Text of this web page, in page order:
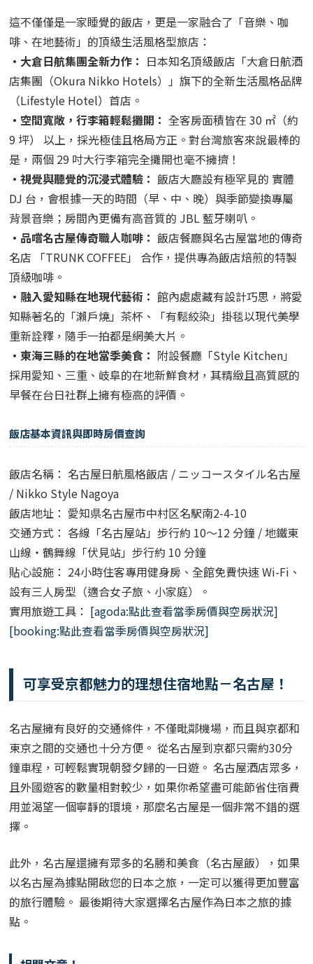
這不僅僅是一家睡覺的飯店，更是一家融合了「音樂、咖
啡、在地藝術」的頂級生活風格型旅店：
・大倉日航集團全新力作： 日本知名頂級飯店「大倉日航酒
店集團（Okura Nikko Hotels）」旗下的全新生活風格品牌
（Lifestyle Hotel）首店。
・空間寬敞，行李箱輕鬆攤開： 全客房面積皆在 30 ㎡（約
9 坪） 以上，採光極佳且格局方正。對台灣旅客來說最棒的
是，兩個 29 吋大行李箱完全攤開也毫不擁擠！
・視覺與聽覺的沉浸式體驗： 飯店大廳設有極罕見的 實體
DJ 台，會根據一天的時間（早、中、晚）與季節變換專屬
背景音樂；房間內更備有高音質的 JBL 藍牙喇叭。
・品嚐名古屋傳奇職人咖啡： 飯店餐廳與名古屋當地的傳奇
名店 「TRUNK COFFEE」 合作，提供專為飯店焙煎的特製
頂級咖啡。
・融入愛知縣在地現代藝術： 館內處處藏有設計巧思，將愛
知縣著名的「瀨戶燒」茶杯、「有鬆絞染」掛毯以現代美學
重新詮釋，隨手一拍都是網美大片。
・東海三縣的在地當季美食： 附設餐廳「Style Kitchen」
採用愛知、三重、岐阜的在地新鮮食材，其精緻且高質感的
早餐在台日社群上擁有極高的評價。
飯店基本資訊與即時房價查詢
飯店名稱： 名古屋日航風格飯店 / ニッコースタイル名古屋
/ Nikko Style Nagoya
飯店地址： 愛知県名古屋市中村区名駅南2-4-10
交通方式： 各線「名古屋站」步行約 10〜12 分鐘 / 地鐵東
山線・鶴舞線「伏見站」步行約 10 分鐘
貼心設施： 24小時住客專用健身房、全館免費快速 Wi-Fi、
設有三人房型（適合女子旅、小家庭）。
實用旅遊工具： [agoda:點此查看當季房價與空房狀況]
[booking:點此查看當季房價與空房狀況]
可享受京都魅力的理想住宿地點－名古屋！
名古屋擁有良好的交通條件，不僅毗鄰機場，而且與京都和
東京之間的交通也十分方便。 從名古屋到京都只需約30分
鐘車程，可輕鬆實現朝發夕歸的一日遊。 名古屋酒店眾多，
且外國遊客的數量相對較少，如果你希望盡可能節省住宿費
用並渴望一個寧靜的環境，那麼名古屋是一個非常不錯的選
擇。
此外，名古屋還擁有眾多的名勝和美食（名古屋飯），如果
以名古屋為據點開啟您的日本之旅，一定可以獲得更加豐富
的旅行體驗。 最後期待大家選擇名古屋作為日本之旅的據
點。